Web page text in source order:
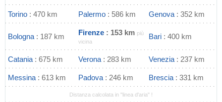
Torino : 470 km Palermo : 586 km Genova : 352 km
Bologna : 187 km Firenze : 153 km più
vicina
Bari : 400 km
Catania : 675 km Verona : 283 km Venezia : 237 km
Messina : 613 km Padova : 246 km Brescia : 331 km
Distanza calcolata in "linea d'aria" !